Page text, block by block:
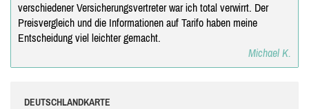
verschiedener Versicherungsvertreter war ich total verwirrt. Der
Preisvergleich und die Informationen auf Tarifo haben meine
Entscheidung viel leichter gemacht.
Michael K.
DEUTSCHLANDKARTE